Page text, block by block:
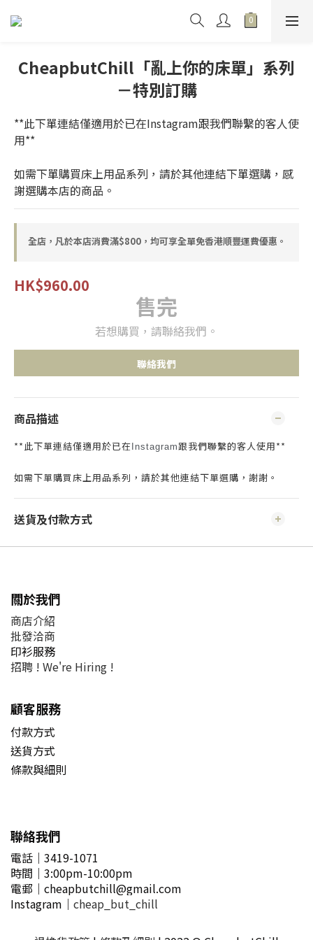
CheapbutChill「亂上你的床單」系列
－特別訂購
**此下單連結僅適用於已在Instagram跟我們聯繫的客人使
用**
如需下單購買床上用品系列，請於其他連結下單選購，感
謝選購本店的商品。
全店，凡於本店消費滿$800，均可享全單免香港順豐運費優惠。
HK$960.00
售完
若想購買，請聯絡我們。
聯絡我們
商品描述
**此下單連結僅適用於已在 Instagram跟我們聯繫的客人使用**
如需下單購買床上用品系列，請於其他連結下單選購，謝謝。
送貨及付款方式
關於我們
商店介紹
批發洽商
印衫服務
招聘 ! We're Hiring !
顧客服務
付款方式
送貨方式
條款與細則
聯絡我們
電話｜3419-1071
時間 ｜3:00pm-10:00pm
電郵 ｜ cheapbutchill@gmail.com
Instagram｜ cheap_but_chill